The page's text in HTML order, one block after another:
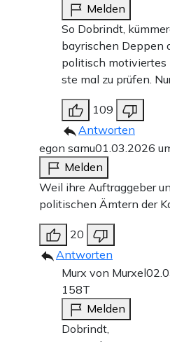
Melden
So Dobrindt,
bayrischen Deppen
politisch motiviertes
ste mal zu prüfen.
109
Antworten
egon samu01.03.2026
Melden
Weil ihre Auftraggeber
politischen Ämtern der
20
Antworten
Murx von Murxel
158T
Melden
Dobrindt,